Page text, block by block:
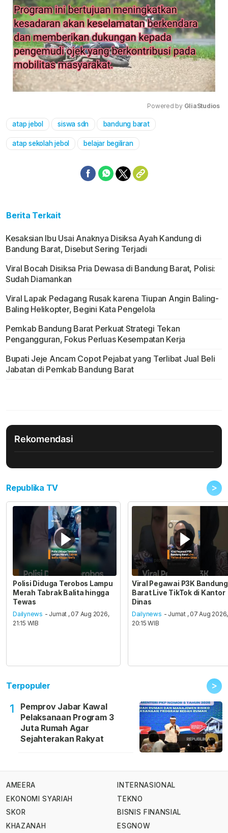
Powered by GliaStudios
atap jebol siswa sdn bandung barat
atap sekolah jebol belajar begiliran
Berita Terkait
Kesaksian Ibu Usai Anaknya Disiksa Ayah Kandung di
Bandung Barat, Disebut Sering Terjadi
Viral Bocah Disiksa Pria Dewasa di Bandung Barat, Polisi:
Sudah Diamankan
Viral Lapak Pedagang Rusak karena Tiupan Angin Baling-
Baling Helikopter, Begini Kata Pengelola
Pemkab Bandung Barat Perkuat Strategi Tekan
Pengangguran, Fokus Perluas Kesempatan Kerja
Bupati Jeje Ancam Copot Pejabat yang Terlibat Jual Beli
Jabatan di Pemkab Bandung Barat
Rekomendasi
Republika TV >
Polisi Diduga Terobos Lampu
Merah Tabrak Balita hingga
Tewas
Dailynews - Jumat , 07 Aug 2026,
21:15 WIB
Viral Pegawai P3K Bandung
Barat Live TikTok di Kantor
Dinas
Dailynews - Jumat , 07 Aug 2026,
20:15 WIB
Terpopuler >
1
Pemprov Jabar Kawal
Pelaksanaan Program 3
Juta Rumah Agar
Sejahterakan Rakyat
AMEERA
EKONOMI SYARIAH
SKOR
KHAZANAH
INTERNASIONAL
TEKNO
BISNIS FINANSIAL
ESGNOW